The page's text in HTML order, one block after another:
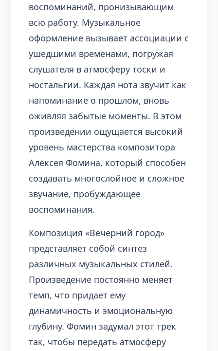
воспоминаний, пронизывающим
всю работу. Музыкальное
оформление вызывает ассоциации с
ушедшими временами, погружая
слушателя в атмосферу тоски и
ностальгии. Каждая нота звучит как
напоминание о прошлом, вновь
оживляя забытые моменты. В этом
произведении ощущается высокий
уровень мастерства композитора
Алексея Фомина, который способен
создавать многослойное и сложное
звучание, пробуждающее
воспоминания.
Композиция «Вечерний город»
представляет собой синтез
различных музыкальных стилей.
Произведение постоянно меняет
темп, что придает ему
динамичность и эмоциональную
глубину. Фомин задумал этот трек
так, чтобы передать атмосферу